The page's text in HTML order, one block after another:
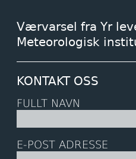
Værvarsel fra Yr
Meteorologisk
KONTAKT OSS
FULLT NAVN
E-POST ADRESSE